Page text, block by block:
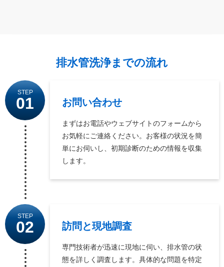
排水管洗浄までの流れ
STEP
01 お問い合わせ
まずはお電話やウェブサイトのフォームから
お気軽にご連絡ください。お客様の状況を簡
単にお伺いし、初期診断のための情報を収集
します。
STEP
02 訪問と現地調査
専門技術者が迅速に現地に伺い、排水管の状
態を詳しく調査します。具体的な問題を特定